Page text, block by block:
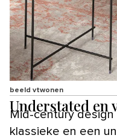
beeld vtwonen
Understated en
Mid-century
klassieke en een